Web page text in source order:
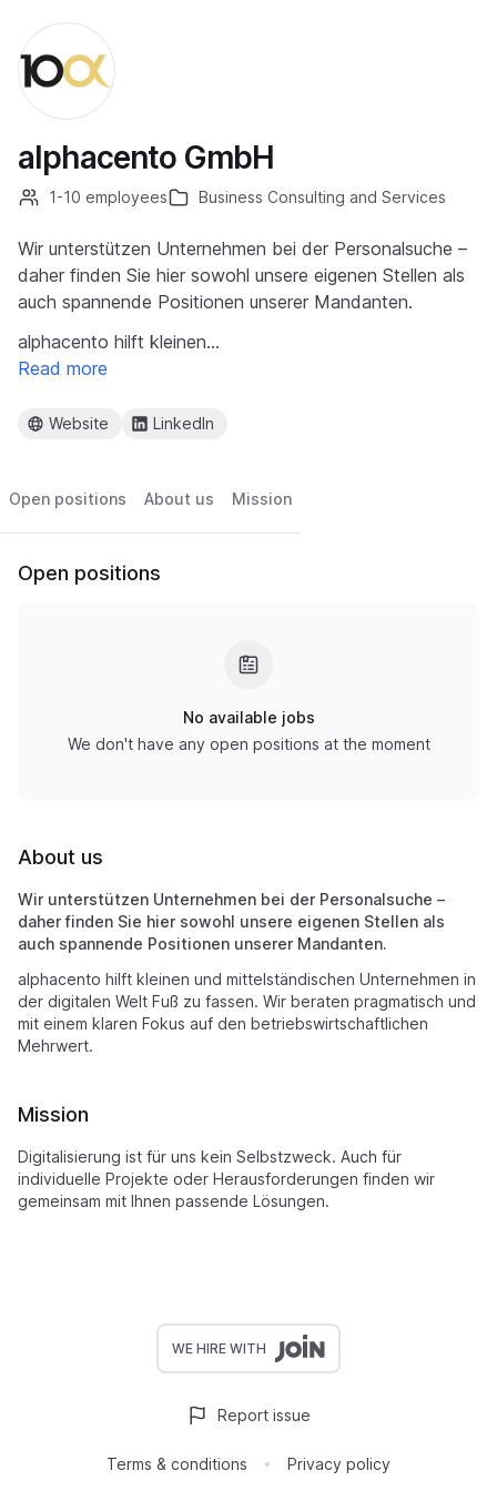
alphacento GmbH
1-10 employees Business Consulting and Services
Wir unterstützen Unternehmen bei der Personalsuche –
daher finden Sie hier sowohl unsere eigenen Stellen als
auch spannende Positionen unserer Mandanten.
alphacento hilft kleinen…
Read more
Website LinkedIn
Open positions About us Mission
Open positions
No available jobs
We don't have any open positions at the moment
About us
Wir unterstützen Unternehmen bei der Personalsuche –
daher finden Sie hier sowohl unsere eigenen Stellen als
auch spannende Positionen unserer Mandanten.
alphacento hilft kleinen und mittelständischen Unternehmen in
der digitalen Welt Fuß zu fassen. Wir beraten pragmatisch und
mit einem klaren Fokus auf den betriebswirtschaftlichen
Mehrwert.
Mission
Digitalisierung ist für uns kein Selbstzweck. Auch für
individuelle Projekte oder Herausforderungen finden wir
gemeinsam mit Ihnen passende Lösungen.
WE HIRE WITH
Terms & conditions Privacy policy
Report issue